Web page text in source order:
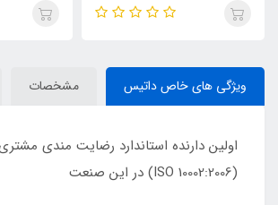
ویژگی های خاص داتیس مشخصات
(10002:2006 ISO) در این صنعت